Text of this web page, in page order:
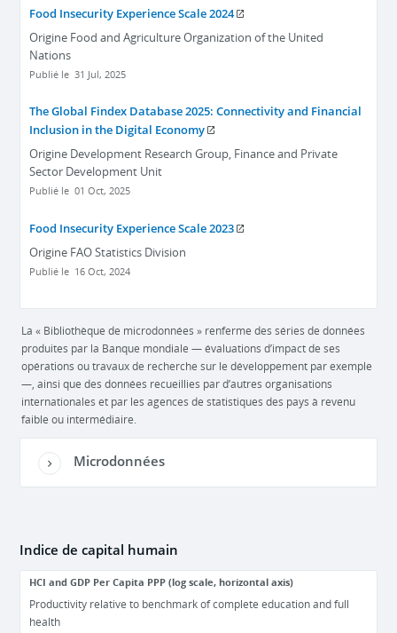
Food Insecurity Experience Scale 2024
Origine Food and Agriculture Organization of the United
Nations
Publié le 31 Jul, 2025
The Global Findex Database 2025: Connectivity and Financial
Inclusion in the Digital Economy
Origine Development Research Group, Finance and Private
Sector Development Unit
Publié le 01 Oct, 2025
Food Insecurity Experience Scale 2023
Origine FAO Statistics Division
Publié le 16 Oct, 2024
La « Bibliothèque de microdonnées » renferme des séries de données
produites par la Banque mondiale — évaluations d’impact de ses
opérations ou travaux de recherche sur le développement par exemple
—, ainsi que des données recueillies par d’autres organisations
internationales et par les agences de statistiques des pays à revenu
faible ou intermédiaire.
Microdonnées
Indice de capital humain
HCI and GDP Per Capita PPP (log scale, horizontal axis)
Productivity relative to benchmark of complete education and full
health